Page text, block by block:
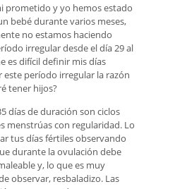
prometido y yo hemos estado
bebé durante varios meses,
no estamos haciendo
irregular desde el día 29 al
es difícil definir mis días
este período irregular la razón
tener hijos?
días de duración son ciclos
menstrúas con regularidad. Lo
tus días fértiles observando
durante la ovulación debe
y, lo que es muy
observar, resbaladizo. Las